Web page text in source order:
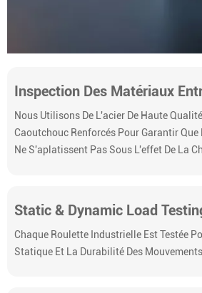
Inspection Des Matériaux
Nous Utilisons De L'acier De Haute
Caoutchouc Renforcés Pour Garantir Que
Ne S'aplatissent Pas Sous L'effet De La
Static & Dynamic Load
Chaque Roulette Industrielle Est Testée
Statique Et La Durabilité Des